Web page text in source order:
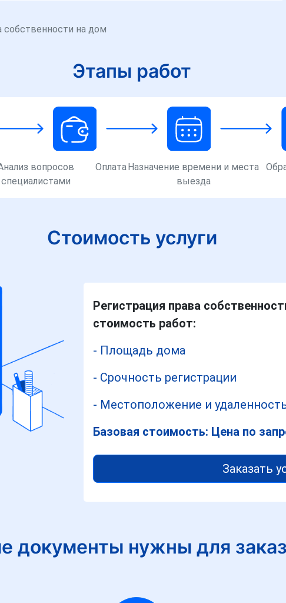
собственности на дом
Этапы работ
вопросов
специалистами
ОплатаНазначение времени и места
выезда
Стоимость услуги
Регистрация права
стоимость работ:
- Площадь дома
- Срочность регистрации
- Местоположение и
Базовая стоимость: Цена по
Заказать
документы нужны для